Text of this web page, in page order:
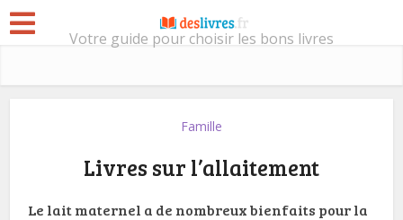
Votre guide pour choisir les bons livres
Famille
Livres sur l’allaitement
Le lait maternel a de nombreux bienfaits pour la